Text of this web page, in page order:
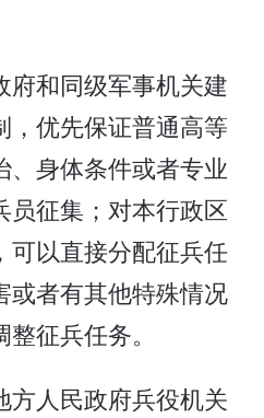
府和同级军事机关建
，优先保证普通高等
、身体条件或者专业
员征集；对本行政区
可以直接分配征兵任
或者有其他特殊情况
征兵任务。
人民政府兵役机关